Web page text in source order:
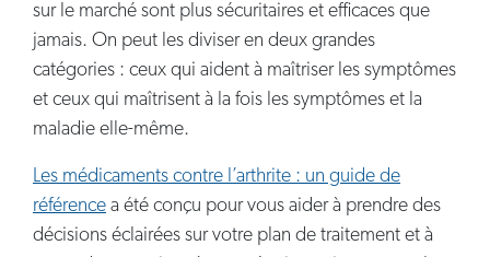
sur le marché sont plus sécuritaires et efficaces que
jamais. On peut les diviser en deux grandes
catégories : ceux qui aident à maîtriser les symptômes
et ceux qui maîtrisent à la fois les symptômes et la
maladie elle-même.
Les médicaments contre l’arthrite : un guide de
référence a été conçu pour vous aider à prendre des
décisions éclairées sur votre plan de traitement et à